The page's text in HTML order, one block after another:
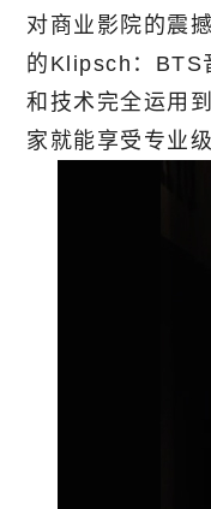
对商业影院的震
的Klipsch：BTS
和技术完全运用
家就能享受专业